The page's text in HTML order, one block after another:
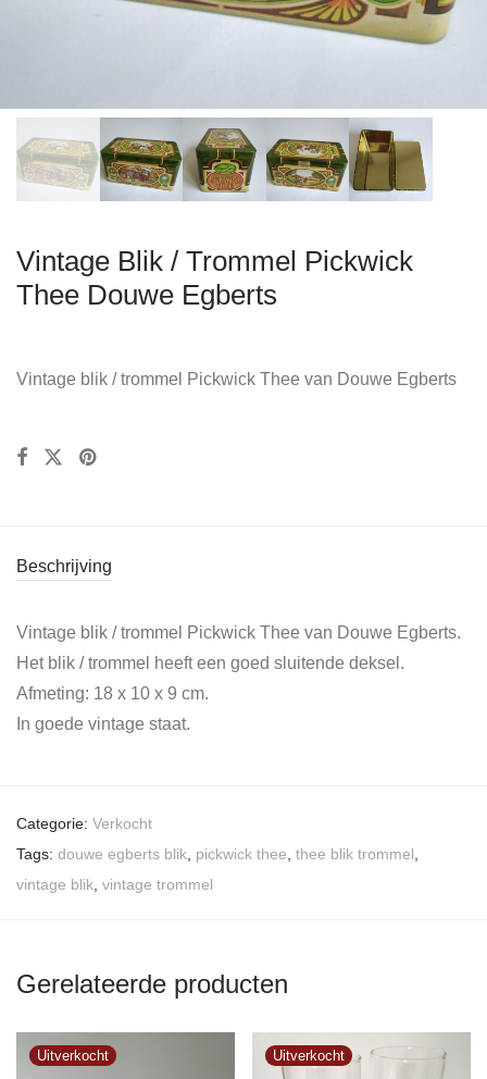
Vintage Blik / Trommel Pickwick
Thee Douwe Egberts
Vintage blik / trommel Pickwick Thee van Douwe Egberts
Beschrijving
Vintage blik / trommel Pickwick Thee van Douwe Egberts.
Het blik / trommel heeft een goed sluitende deksel.
Afmeting: 18 x 10 x 9 cm.
In goede vintage staat.
Categorie: Verkocht
Tags: douwe egberts blik pickwick thee thee blik trommel
vintage blik vintage trommel
Gerelateerde producten